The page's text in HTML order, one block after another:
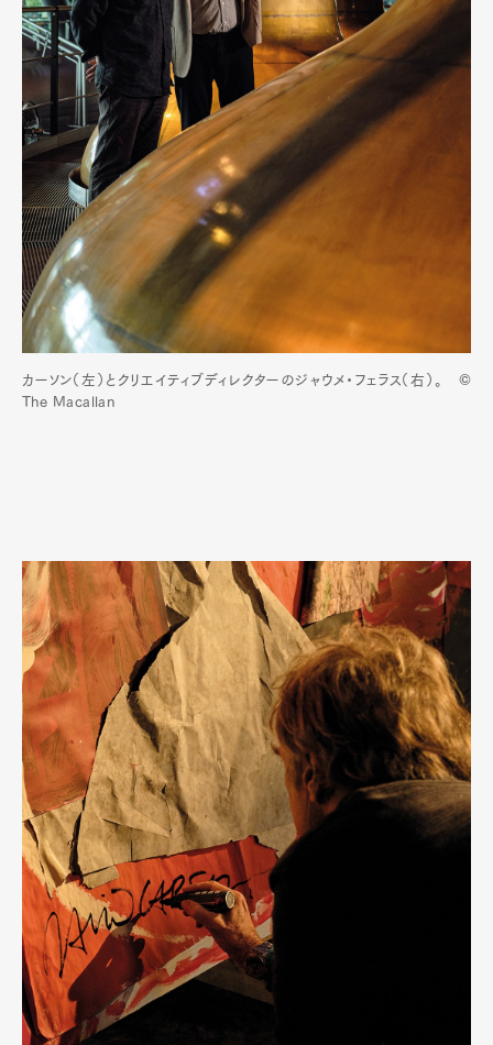
カーソン（左）とクリエイティブディレクターのジャウメ・フェラス（右）。 ©
The Macallan